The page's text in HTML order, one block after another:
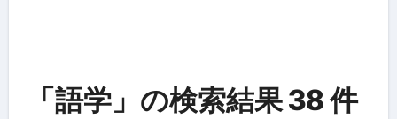
「語学」の検索結果 38 件